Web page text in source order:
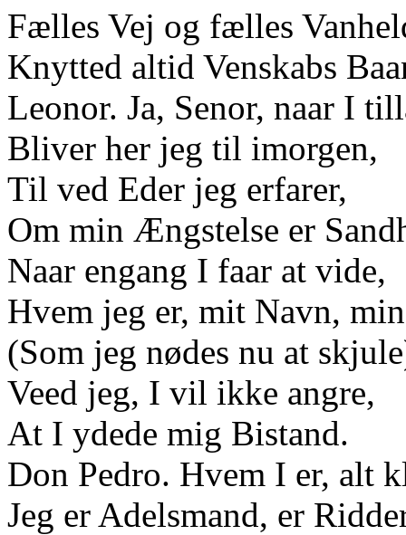
Fælles Vej og fælles
Knytted altid Venskabs
Leonor. Ja, Senor, naar I
Bliver her jeg til imorgen,
Til ved Eder jeg erfarer,
Om min Ængstelse er
Naar engang I faar at vide,
Hvem jeg er, mit Navn,
(Som jeg nødes nu at
Veed jeg, I vil ikke angre,
At I ydede mig Bistand.
Don Pedro. Hvem I er, alt
Jeg er Adelsmand, er